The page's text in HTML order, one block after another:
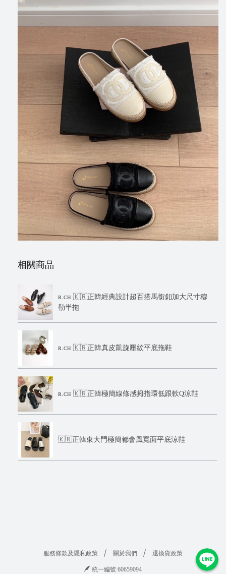
相關商品
ʀ.ᴄʜ 🇰🇷正韓經典設計超百搭馬銜釦加大尺寸穆
勒半拖
ʀ.ᴄʜ 🇰🇷正韓真皮凱旋壓紋平底拖鞋
ʀ.ᴄʜ 🇰🇷正韓極簡線條感拇指環低跟軟Q涼鞋
🇰🇷正韓東大門極簡都會風寬面平底涼鞋
服務條款及隱私政策 關於我們 退換貨政策
統一編號 60659094